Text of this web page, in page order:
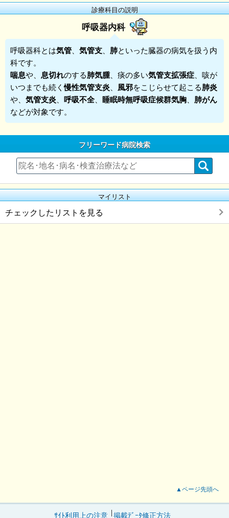
診療科目の説明
呼吸器内科
呼吸器科とは気管 気管支 肺といった臓器の病気を扱う内
科です。
喘息や、 息切れのする肺気腫、痰の多い気管支拡張症 、咳が
いつまでも続く慢性気管支炎 風邪をこじらせて起こる肺炎
や、 気管支炎 呼吸不全、 睡眠時無呼吸症候群気胸 肺がん
などが対象です。
フリーワード病院検索
マイリスト
チェックしたリストを見る
▲ページ先頭へ
ｻｲﾄ利用上の注意 掲載ﾃﾞｰﾀ修正方法